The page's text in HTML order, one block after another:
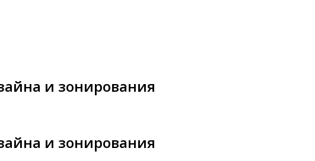
и зонирования
и зонирования